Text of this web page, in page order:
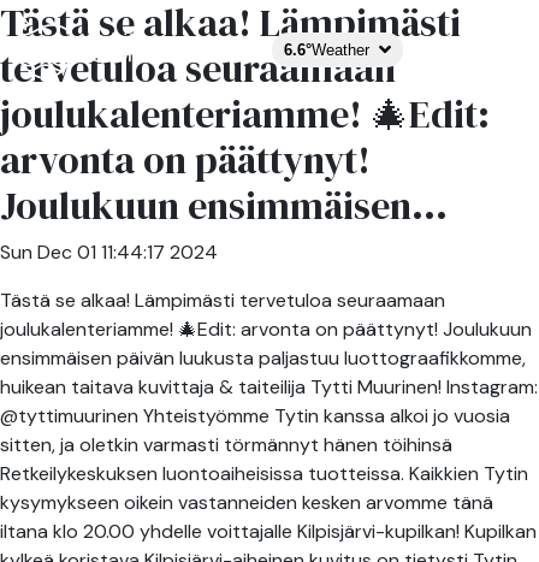
6.6°Weather
Tästä se alkaa! Lämpimästi
tervetuloa seuraamaan
joulukalenteriamme! 🎄Edit:
arvonta on päättynyt!
Joulukuun ensimmäisen...
Sun Dec 01 11:44:17 2024
Tästä se alkaa! Lämpimästi tervetuloa seuraamaan
joulukalenteriamme! 🎄Edit: arvonta on päättynyt! Joulukuun
ensimmäisen päivän luukusta paljastuu luottograafikkomme,
huikean taitava kuvittaja & taiteilija Tytti Muurinen! Instagram:
@tyttimuurinen Yhteistyömme Tytin kanssa alkoi jo vuosia
sitten, ja oletkin varmasti törmännyt hänen töihinsä
Retkeilykeskuksen luontoaiheisissa tuotteissa. Kaikkien Tytin
kysymykseen oikein vastanneiden kesken arvomme tänä
iltana klo 20.00 yhdelle voittajalle Kilpisjärvi-kupilkan! Kupilkan